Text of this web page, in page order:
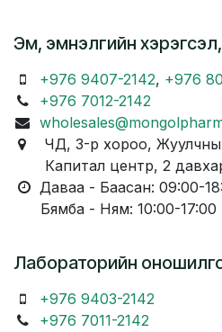
Эм, эмнэлгийн
+976 9407-2142, +976
+976 7012-2142
ЧД, 3-р хороо, Жуулчны
Капитал центр, 2
Даваа - Баасан: 09:00-
Бямба - Ням: 10:00-17:00
Лабораторийн
+976 9403-2142
+976 7011-2142